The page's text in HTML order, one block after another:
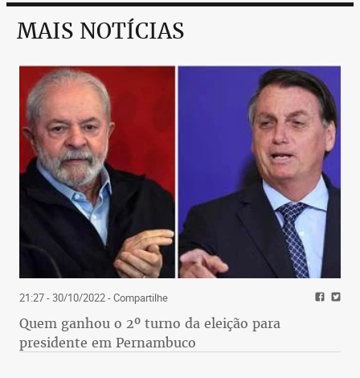
MAIS NOTÍCIAS
21:27 - 30/10/2022- Compartilhe
Quem ganhou o 2º turno da eleição para
presidente em Pernambuco